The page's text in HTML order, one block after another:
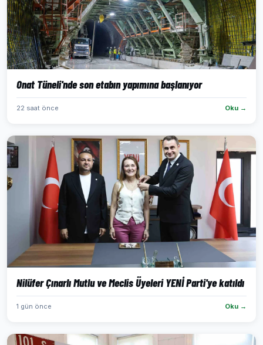
Onat Tüneli'nde son etabın yapımına başlanıyor
22 saat önce Oku →
Nilüfer Çınarlı Mutlu ve Meclis Üyeleri YENİ Parti'ye katıldı
1 gün önce Oku →